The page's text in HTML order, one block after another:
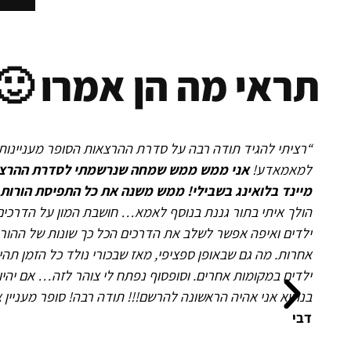
תראי מה הן אמרו
“רציתי להגיד תודה רבה על סדרת ההרצאות הסופר
למאמאדע!אני ממש ממש שמחה שנרשמתי לסדרת
מיינד בלואינג בשבילי! ממש משנה את כל התפיסת הורות
הולך איתי בתור גננת בנוסף לאמא… חושבת המון על
ילדים ואיפה אפשר לשלב את הדרכים הכל כך שונות של
אחרות. מה גם שבאופן ספציפי, מאז שבכורי נולד כל הזמן
ילדים במקומות אחרים. וסופסוף נפתח לי צוהר לזה… אם
בנושא אני אהיה הראשונה להרשם!!! תודה רבה! סופר מעניין
דבי